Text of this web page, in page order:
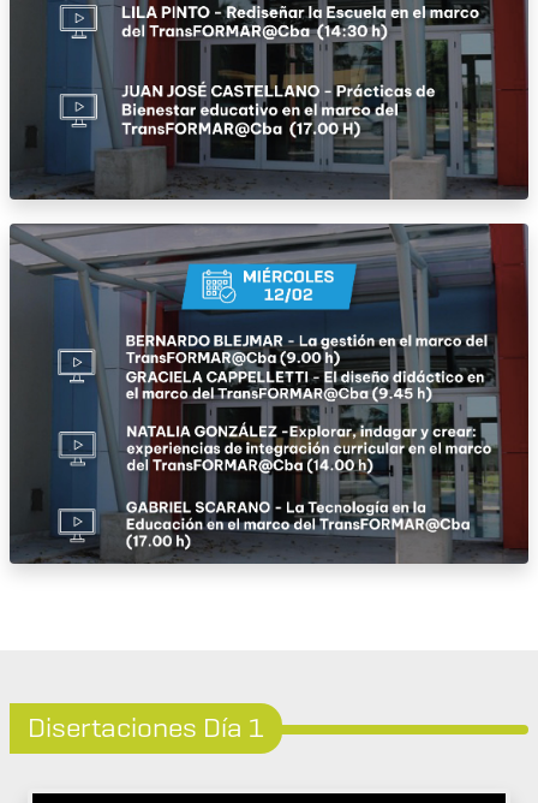
Disertaciones Día 1